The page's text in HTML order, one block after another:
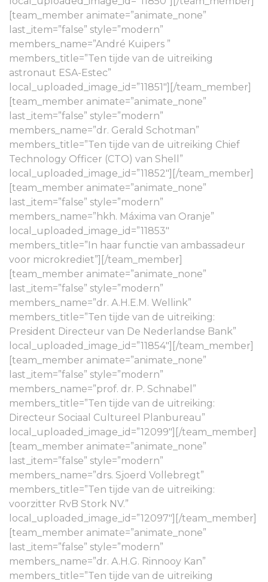
[team_member animate=”animate_none”
last_item=”false” style=”modern”
members_name=”André Kuipers ”
members_title=”Ten tijde van de uitreiking
astronaut ESA-Estec”
local_uploaded_image_id=”11851″][/team_member]
[team_member animate=”animate_none”
last_item=”false” style=”modern”
members_name=”dr. Gerald Schotman”
members_title=”Ten tijde van de uitreiking Chief
Technology Officer (CTO) van Shell”
local_uploaded_image_id=”11852″][/team_member]
[team_member animate=”animate_none”
last_item=”false” style=”modern”
members_name=”hkh. Máxima van Oranje”
local_uploaded_image_id=”11853″
members_title=”In haar functie van ambassadeur
voor microkrediet”][/team_member]
[team_member animate=”animate_none”
last_item=”false” style=”modern”
members_name=”dr. A.H.E.M. Wellink”
members_title=”Ten tijde van de uitreiking:
President Directeur van De Nederlandse Bank”
local_uploaded_image_id=”11854″][/team_member]
[team_member animate=”animate_none”
last_item=”false” style=”modern”
members_name=”prof. dr. P. Schnabel”
members_title=”Ten tijde van de uitreiking:
Directeur Sociaal Cultureel Planbureau”
local_uploaded_image_id=”12099″][/team_member]
[team_member animate=”animate_none”
last_item=”false” style=”modern”
members_name=”drs. Sjoerd Vollebregt”
members_title=”Ten tijde van de uitreiking:
voorzitter RvB Stork NV.”
local_uploaded_image_id=”12097″][/team_member]
[team_member animate=”animate_none”
last_item=”false” style=”modern”
members_name=”dr. A.H.G. Rinnooy Kan”
members_title=”Ten tijde van de uitreiking